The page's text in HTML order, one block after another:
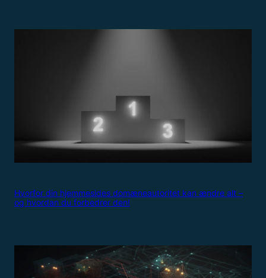
Hvorfor din hjemmesides domæneautoritet kan ændre alt –
og hvordan du forbedrer den!